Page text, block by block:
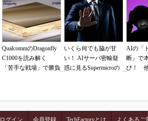
QualcommのDragonfly
C1000を読み解く
「苦手な戦場」で勝負
いくら何でも脇が甘
い！ AIサーバ密輸疑
惑に見るSupermicroの
AIの「
断」で
び！ 他
ログイン 会員登録 TechFactoryとは よくあるご